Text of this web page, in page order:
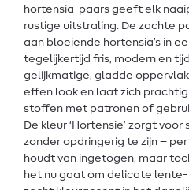
hortensia-paars geeft elk
rustige uitstraling. De zachte
aan bloeiende hortensia’s in
tegelijkertijd fris, modern en
gelijkmatige, gladde
effen look en laat zich
stoffen met patronen of
De kleur ‘Hortensie’ zorgt
zonder opdringerig te zijn –
houdt van ingetogen, maar
het nu gaat om delicate